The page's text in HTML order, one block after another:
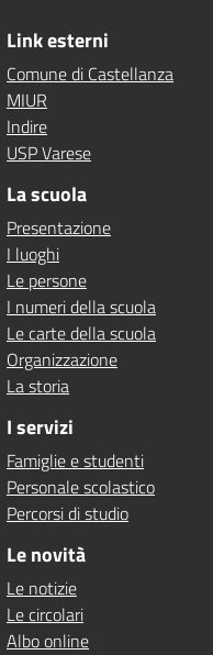
Link esterni
Comune di Castellanza
MIUR
Indire
USP Varese
La scuola
Presentazione
I luoghi
Le persone
I numeri della scuola
Le carte della scuola
Organizzazione
La storia
I servizi
Famiglie e studenti
Personale scolastico
Percorsi di studio
Le novità
Le notizie
Le circolari
Albo online